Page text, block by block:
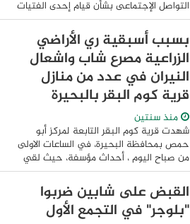
التواصل الإجتماعى بشأن قيام إحدى الفتيات
بتصوير مقطع فيديو يظهر خلاله قائد سيارة
يقوم بالإصطدام بأحد الأشخاص خلال مشاجرة
...
بسبب أسبقية ري الأراضي
الزراعية مصرع شاب واشعال
النيران في عدد من منازل
قرية كوم البقر بالبحيرة
منذ سنتين
شهدت قرية كوم البقر التابعة لمركز أبو
حمص بمحافظة البحيرة، في الساعات الاولى
من صباح اليوم ، أحداث مؤسفة، حيث لقي
شخص مصرعه في الحال، جراء وقوع مشاجرة
بين عائلتين بالقرية، بسبب أسبقية ري
الأراضي ...
القبض على شابين ضربوا
"بلوجر" في التجمع الأول